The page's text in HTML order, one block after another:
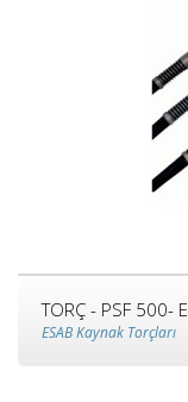
TORÇ - PSF 500-
ESAB Kaynak Torçları